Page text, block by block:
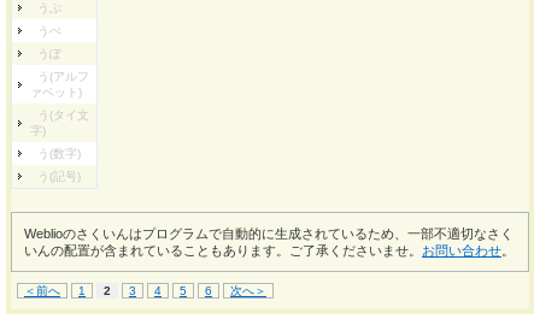
うぷ
うぺ
うぽ
う(アルフ
ァベット)
う(タイ文
字)
う(数字)
う(記号)
Weblioのさくいんはプログラムで自動的に生成されているため、一部不適切なさく
いんの配置が含まれていることもあります。ご了承くださいませ。 お問い合わせ
＜前へ 1 2 3 4 5 6 次へ＞